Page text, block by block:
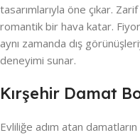
tasarımlarıyla öne çıkar.
romantik bir hava katar.
aynı zamanda dış
deneyimi sunar.
Kırşehir Damat
Evliliğe adım atan